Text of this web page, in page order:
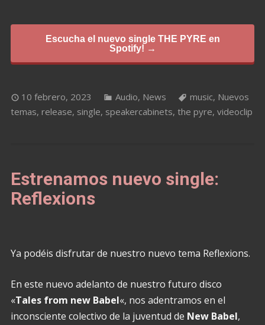
Escucha el nuevo single THE PYRE en
Spotify! →
10 febrero, 2023 Audio, News music, Nuevos
temas, release, single, speakercabinets, the pyre, videoclip
Estrenamos nuevo single:
Reflexions
Ya podéis disfrutar de nuestro nuevo tema Reflexions.
En este nuevo adelanto de nuestro futuro disco
«Tales from new Babel«, nos adentramos en el
inconsciente colectivo de la juventud de New Babel,